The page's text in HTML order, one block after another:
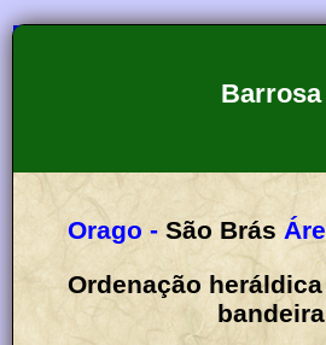
Barrosa
Orago - São Brás
Ordenação heráldica do brasão e
bandeira